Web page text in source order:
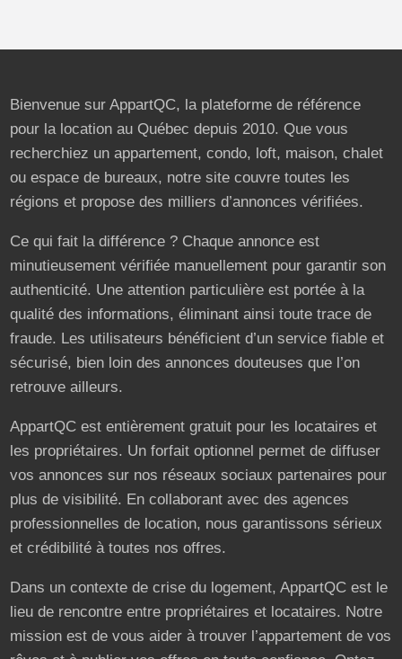
Bienvenue sur AppartQC, la plateforme de référence
pour la location au Québec depuis 2010. Que vous
recherchiez un appartement, condo, loft, maison, chalet
ou espace de bureaux, notre site couvre toutes les
régions et propose des milliers d’annonces vérifiées.
Ce qui fait la différence ? Chaque annonce est
minutieusement vérifiée manuellement pour garantir son
authenticité. Une attention particulière est portée à la
qualité des informations, éliminant ainsi toute trace de
fraude. Les utilisateurs bénéficient d’un service fiable et
sécurisé, bien loin des annonces douteuses que l’on
retrouve ailleurs.
AppartQC est entièrement gratuit pour les locataires et
les propriétaires. Un forfait optionnel permet de diffuser
vos annonces sur nos réseaux sociaux partenaires pour
plus de visibilité. En collaborant avec des agences
professionnelles de location, nous garantissons sérieux
et crédibilité à toutes nos offres.
Dans un contexte de crise du logement, AppartQC est le
lieu de rencontre entre propriétaires et locataires. Notre
mission est de vous aider à trouver l’appartement de vos